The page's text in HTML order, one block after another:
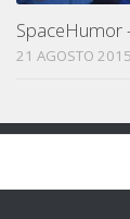
SpaceHumor
21 AGOSTO 2015